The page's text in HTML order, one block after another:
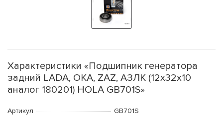
Характеристики «Подшипник генератора
задний LADA, ОКА, ZAZ, АЗЛК (12x32x10
аналог 180201) HOLA GB701S»
Артикул
GB701S